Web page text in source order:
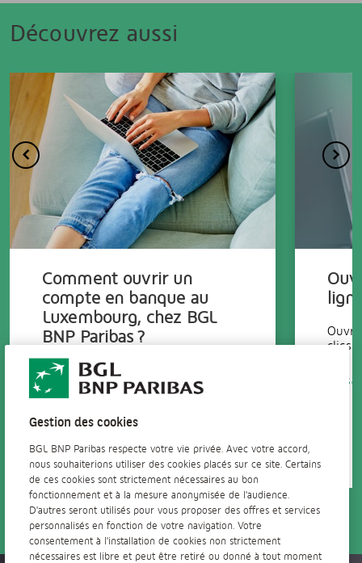
Découvrez aussi
Comment ouvrir un
compte en banque au
Luxembourg, chez BGL
BNP Paribas ?
Nous répondons à toutes vos
questions sur l’ouverture de
compte chez BGL BNP Paribas.
Suivez notre guide !
En savoir +
clics !
En
Gestion des cookies
BGL BNP Paribas respecte votre vie privée. Avec votre accord,
nous souhaiterions utiliser des cookies placés sur ce site. Certains
de ces cookies sont strictement nécessaires au bon
fonctionnement et à la mesure anonymisée de l'audience.
D'autres seront utilisés pour vous proposer des offres et services
personnalisés en fonction de votre navigation. Votre
consentement à l'installation de cookies non strictement
nécessaires est libre et peut être retiré ou donné à tout moment